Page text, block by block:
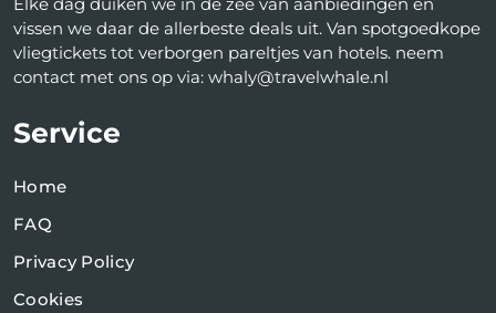
vissen we daar de allerbeste deals uit. Van spotgoedkope
vliegtickets tot verborgen pareltjes van hotels. neem
contact met ons op via: whaly@travelwhale.nl
Service
Home
FAQ
Privacy Policy
Cookies